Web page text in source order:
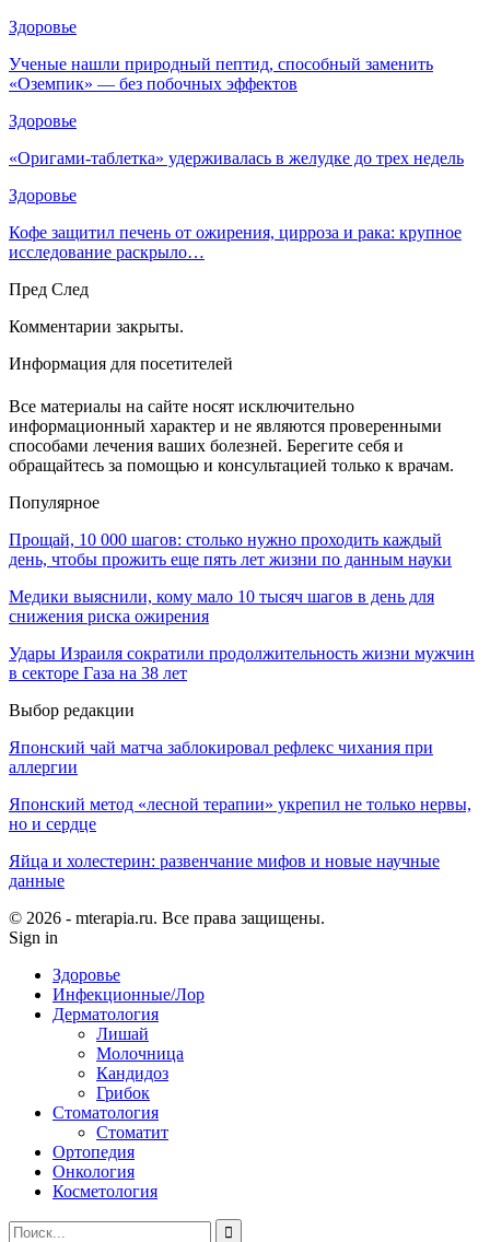
Здоровье
Ученые нашли природный пептид, способный заменить
«Оземпик» — без побочных эффектов
Здоровье
«Оригами-таблетка» удерживалась в желудке до трех недель
Здоровье
Кофе защитил печень от ожирения, цирроза и рака: крупное
исследование раскрыло…
Пред След
Комментарии закрыты.
Информация для посетителей
Все материалы на сайте носят исключительно
информационный характер и не являются проверенными
способами лечения ваших болезней. Берегите себя и
обращайтесь за помощью и консультацией только к врачам.
Популярное
Прощай, 10 000 шагов: столько нужно проходить каждый
день, чтобы прожить еще пять лет жизни по данным науки
Медики выяснили, кому мало 10 тысяч шагов в день для
снижения риска ожирения
Удары Израиля сократили продолжительность жизни мужчин
в секторе Газа на 38 лет
Выбор редакции
Японский чай матча заблокировал рефлекс чихания при
аллергии
Японский метод «лесной терапии» укрепил не только нервы,
но и сердце
Яйца и холестерин: развенчание мифов и новые научные
данные
© 2026 - mterapia.ru. Все права защищены.
Sign in
Здоровье
Инфекционные/Лор
Дерматология
Лишай
Молочница
Кандидоз
Грибок
Стоматология
Стоматит
Ортопедия
Онкология
Косметология